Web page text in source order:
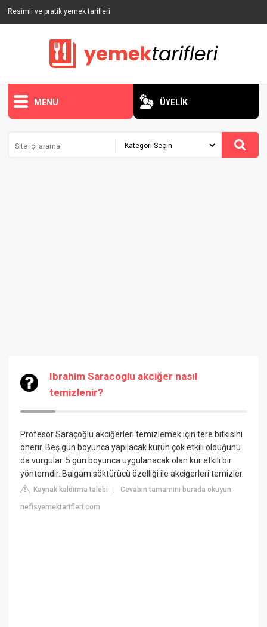
Resimli ve pratik yemek tarifleri
MENU ÜYELİK
Ibrahim Saracoglu akciğer nasıl
temizlenir?
Profesör Saraçoğlu akciğerleri temizlemek için tere bitkisini
önerir. Beş gün boyunca yapılacak kürün çok etkili olduğunu
da vurgular. 5 gün boyunca uygulanacak olan kür etkili bir
yöntemdir. Balgam söktürücü özelliği ile akciğerleri temizler.
Kaynak kaldırma talebi |Cevabın tamamını burada okuyun:
nefisyemektarifleri.com